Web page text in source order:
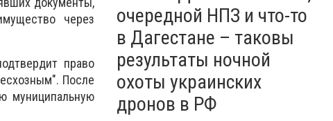
через
право
После
муниципальную
очередной НПЗ и что-то
в Дагестане – таковы
результаты ночной
охоты украинских
дронов в РФ